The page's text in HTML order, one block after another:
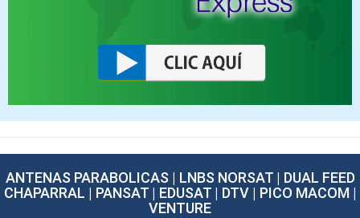
ANTENAS PARABOLICAS | LNBS NORSAT | DUAL FEED
CHAPARRAL | PANSAT | EDUSAT | DTV | PICO MACOM |
VENTURE